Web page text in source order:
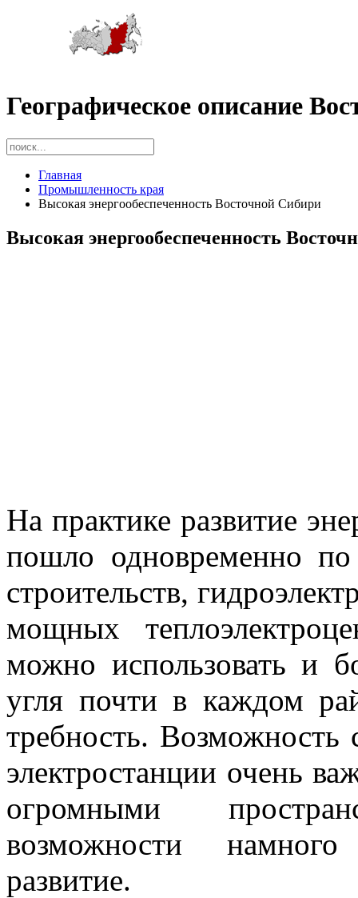
Географическое описание
Главная
Промышленность края
Высокая энергообеспеченность Восточной Сибири
Высокая энергообеспеченность
На практике развитие
пошло одновременно
строительств,
мощных
можно использовать и
угля почти в каждом
требность. Возможность
электростанции очень
огромными
возможности
развитие.